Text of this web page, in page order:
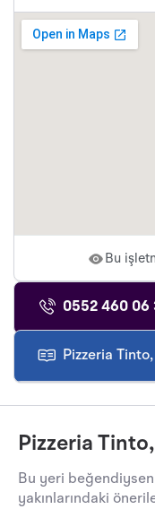
Bu
0552 460 06
Pizzeria
Pizzeria
Bu yeri
yakınlarındaki